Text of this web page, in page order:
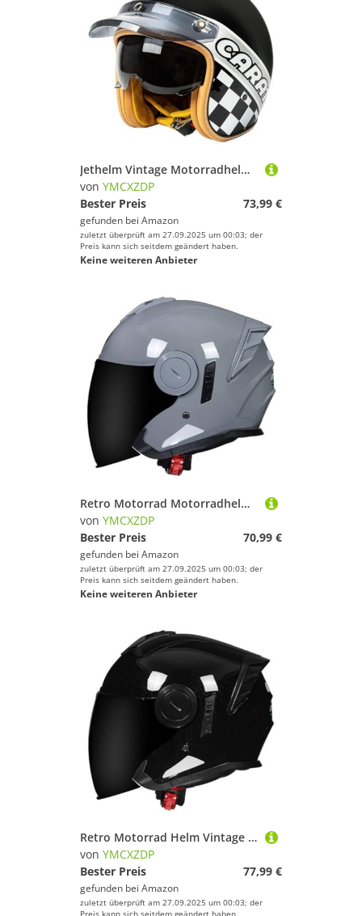
Jethelm Vintage Motorradhelm Roller-Helm Scooter-Helm Moped Mofa-Helm Chopper Retro Vintage Pilot Biker Helmet ECEDOT Zulassung mit Visier Motorradhelm T,L=59~60cm
von YMCXZDP
Bester Preis
73,99 €
gefunden bei Amazon
zuletzt überprüft am 27.09.2025 um 00:03; der
Preis kann sich seitdem geändert haben.
Keine weiteren Anbieter
Retro Motorrad Motorradhelm Motorrad Jethelm 3/4 mit Doppelvisier ECEDOT Zertifiziert für Herren und Damen - Ideal für Moped Mofa Scooter und Roller Halbschalenhelm Z,XXL=63~64cm
von YMCXZDP
Bester Preis
70,99 €
gefunden bei Amazon
zuletzt überprüft am 27.09.2025 um 00:03; der
Preis kann sich seitdem geändert haben.
Keine weiteren Anbieter
Retro Motorrad Helm Vintage Jethelme Rollerhelm Sturzhelm DOTECE-geprüfter Motorrad-Sturzhelm Mit Doppelvisier Retro-Stil Motorrad-Jethelm for Jugendliche Männer Frauen W,L=59~60cm
von YMCXZDP
Bester Preis
77,99 €
gefunden bei Amazon
zuletzt überprüft am 27.09.2025 um 00:03; der
Preis kann sich seitdem geändert haben.